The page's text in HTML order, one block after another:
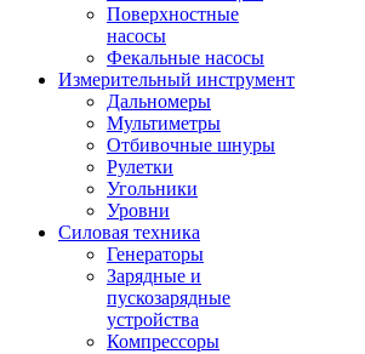
Поверхностные
насосы
Фекальные насосы
Измерительный инструмент
Дальномеры
Мультиметры
Отбивочные шнуры
Рулетки
Угольники
Уровни
Силовая техника
Генераторы
Зарядные и
пускозарядные
устройства
Компрессоры